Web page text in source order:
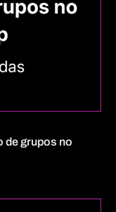
de grupos no